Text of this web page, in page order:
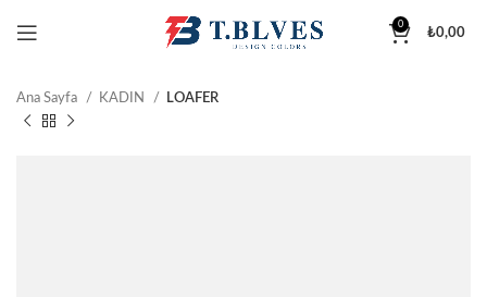
0
₺0,00
Ana Sayfa KADIN LOAFER